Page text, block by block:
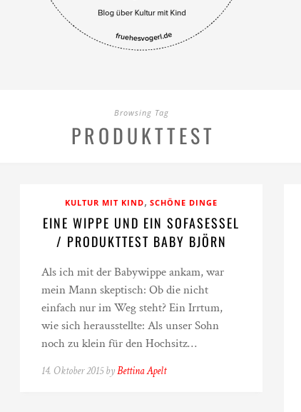
Browsing Tag
PRODUKTTEST
KULTUR MIT KIND, SCHÖNE DINGE
EINE WIPPE UND EIN SOFASESSEL
/ PRODUKTTEST BABY BJÖRN
Als ich mit der Babywippe ankam, war
mein Mann skeptisch: Ob die nicht
einfach nur im Weg steht? Ein Irrtum,
wie sich herausstellte: Als unser Sohn
noch zu klein für den Hochsitz…
14. Oktober 2015 byBettina Apelt